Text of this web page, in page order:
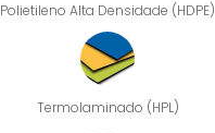
Polietileno Alta Densidade (HDPE)
Termolaminado (HPL)